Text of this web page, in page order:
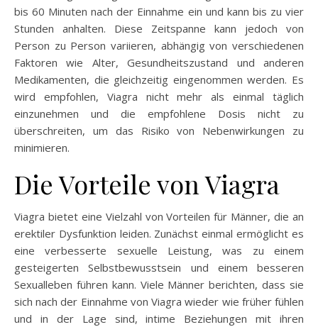
bis 60 Minuten nach der Einnahme ein und kann bis zu vier
Stunden anhalten. Diese Zeitspanne kann jedoch von
Person zu Person variieren, abhängig von verschiedenen
Faktoren wie Alter, Gesundheitszustand und anderen
Medikamenten, die gleichzeitig eingenommen werden. Es
wird empfohlen, Viagra nicht mehr als einmal täglich
einzunehmen und die empfohlene Dosis nicht zu
überschreiten, um das Risiko von Nebenwirkungen zu
minimieren.
Die Vorteile von Viagra
Viagra bietet eine Vielzahl von Vorteilen für Männer, die an
erektiler Dysfunktion leiden. Zunächst einmal ermöglicht es
eine verbesserte sexuelle Leistung, was zu einem
gesteigerten Selbstbewusstsein und einem besseren
Sexualleben führen kann. Viele Männer berichten, dass sie
sich nach der Einnahme von Viagra wieder wie früher fühlen
und in der Lage sind, intime Beziehungen mit ihren